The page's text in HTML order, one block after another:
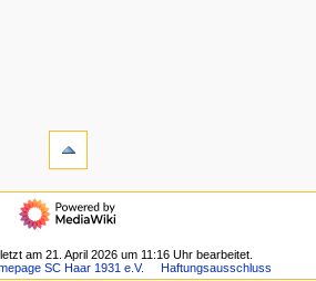
am 21. April 2026 um 11:16 Uhr bearbeitet.
SC Haar 1931 e.V. Haftungsausschluss